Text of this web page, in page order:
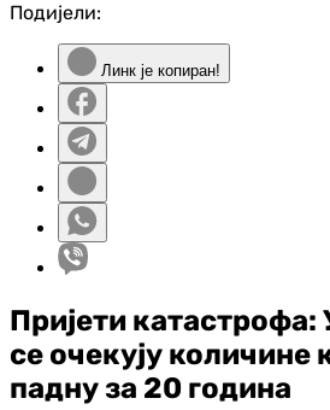
Подијели:
Линк је копиран!
Пријети катастрофа:
се очекују количине
падну за 20 година